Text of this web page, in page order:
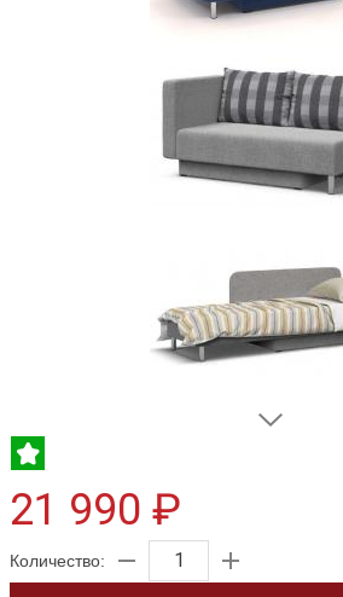
21 990 ₽
Количество: